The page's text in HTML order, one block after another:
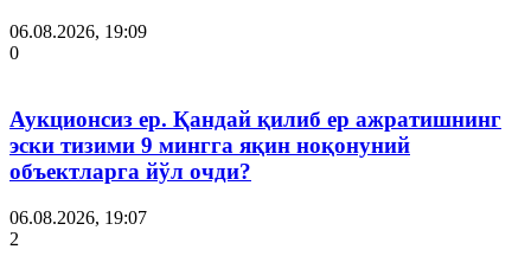
06.08.2026, 19:09
0
Аукционсиз ер. Қандай қилиб ер ажратишнинг
эски тизими 9 мингга яқин ноқонуний
объектларга йўл очди?
06.08.2026, 19:07
2